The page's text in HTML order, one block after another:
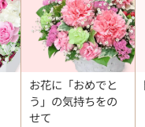
お花に「おめでと
う」の気持ちをの
せて